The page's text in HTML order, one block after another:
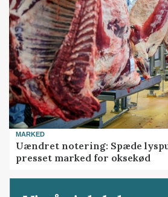
MARKED
Uændret notering: Spæde
presset marked for oksekød